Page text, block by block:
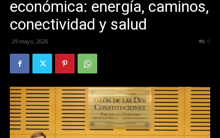
económica: energía, caminos,
conectividad y salud
29 mayo, 2026 0